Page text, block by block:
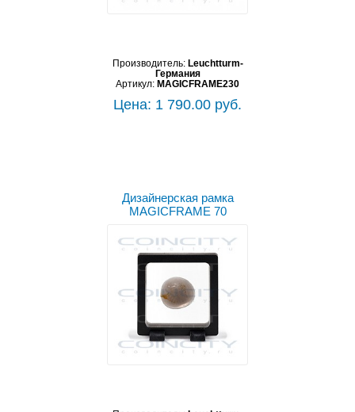
Производитель: Leuchtturm-
Германия
Артикул: MAGICFRAME230
Цена: 1 790.00 руб.
Дизайнерская рамка
MAGICFRAME 70